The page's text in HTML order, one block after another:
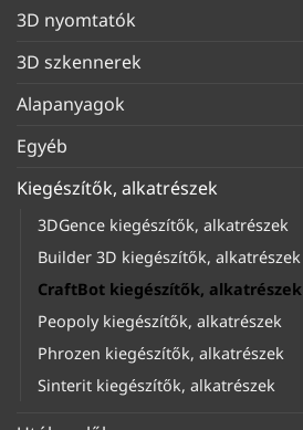
3D nyomtatók
3D szkennerek
Alapanyagok
Egyéb
Kiegészítők, alkatrészek
3DGence kiegészítők, alkatrészek
Builder 3D kiegészítők, alkatrészek
CraftBot kiegészítők, alkatrészek
Peopoly kiegészítők, alkatrészek
Phrozen kiegészítők, alkatrészek
Sinterit kiegészítők, alkatrészek